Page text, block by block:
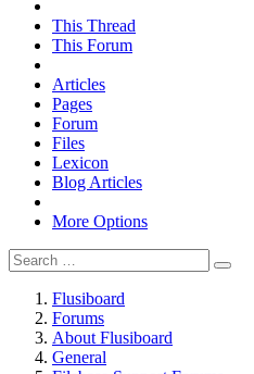
This Thread
This Forum
Articles
Pages
Forum
Files
Lexicon
Blog Articles
More Options
Flusiboard
Forums
About Flusiboard
General